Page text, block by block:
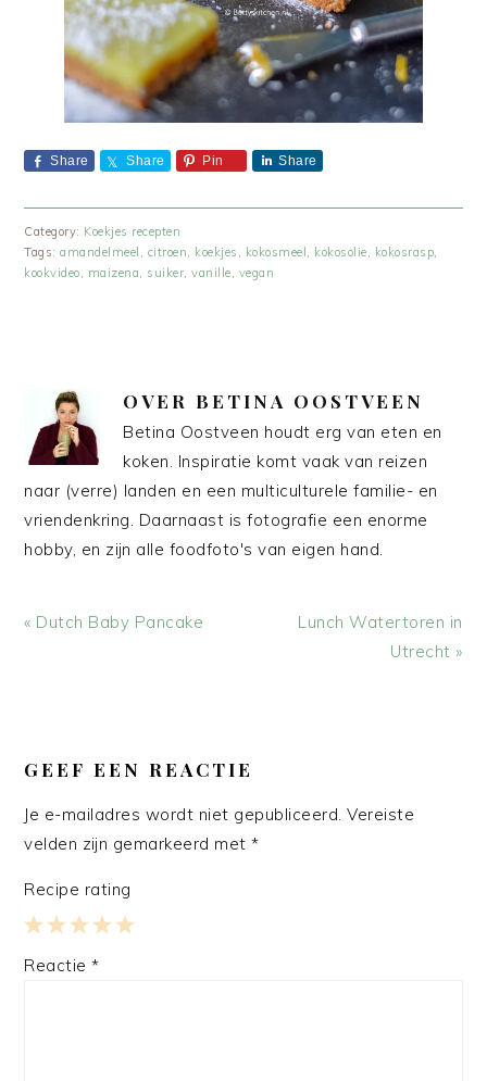
Share Share Pin Share
Category: Koekjes recepten
Tags:amandelmeel citroen koekjes kokosmeel kokosolie kokosrasp
kookvideo
maizena suiker ,vanille vegan
OVER BETINA OOSTVEEN
Betina Oostveen houdt erg van eten en
koken. Inspiratie komt vaak van reizen
naar (verre) landen en een multiculturele familie- en
vriendenkring. Daarnaast is fotografie een enorme
hobby, en zijn alle foodfoto's van eigen hand.
Vorig
« Dutch Baby Pancake
Volgend
Lunch Watertoren in
Utrecht »
INTERACTIES
GEEF EEN REACTIE
Je e-mailadres wordt niet gepubliceerd. Vereiste
velden zijn gemarkeerd met*
Recipe rating
4
3
2
1
Reactie*